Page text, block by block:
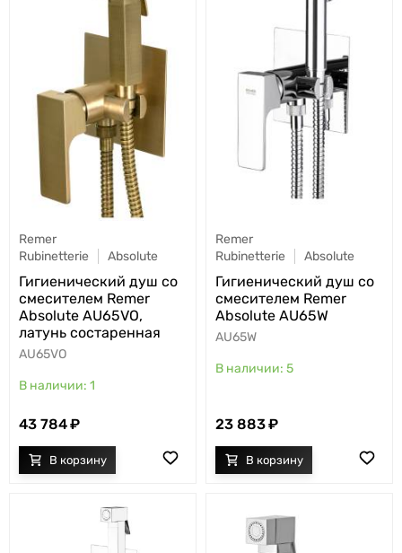
Remer
Rubinetterie
Absolute
Гигиенический душ со
смесителем Remer
Absolute AU65VO,
латунь состаренная
AU65VO
1
43 784
Remer
Rubinetterie
Absolute
Гигиенический душ со
смесителем Remer
Absolute AU65W
AU65W
5
23 883